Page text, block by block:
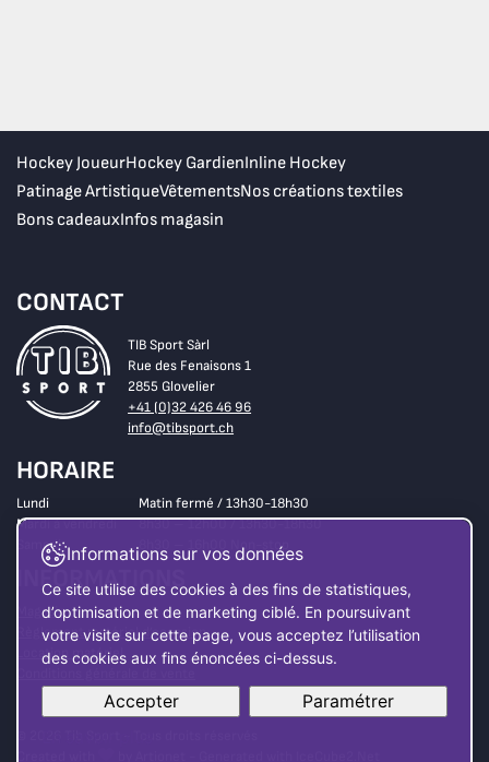
Hockey JoueurHockey GardienInline Hockey
Patinage ArtistiqueVêtementsNos créations textiles
Bons cadeauxInfos magasin
CONTACT
TIB Sport Sàrl
Rue des Fenaisons 1
2855 Glovelier
+41 (0)32 426 46 96
info@tibsport.ch
HORAIRE
Lundi
Matin fermé / 13h30-18h30
Mardi à vendredi
8h30 – 12h00 / 13h30-18h30
Samedi
8h30 – 16h00 Non-stop
INFORMATIONS
Magasin
Règlement matériel d’occasion
Location matériel
Informations sur vos données
Ce site utilise des cookies à des fins de statistiques,
d’optimisation et de marketing ciblé. En poursuivant
votre visite sur cette page, vous acceptez l’utilisation
des cookies aux fins énoncées ci-dessus.
Accepter
Paramétrer